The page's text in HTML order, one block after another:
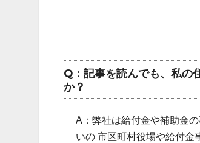
Q：記事を読んでも、私の
か？
A：弊社は給付金や補助金
いの 市区町村役場や給付金